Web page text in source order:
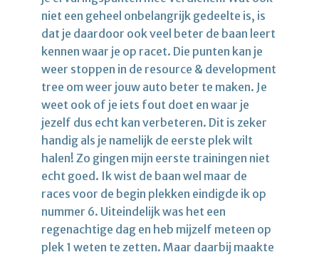
niet een geheel onbelangrijk gedeelte is, is
dat je daardoor ook veel beter de baan leert
kennen waar je op racet. Die punten kan je
weer stoppen in de resource & development
tree om weer jouw auto beter te maken. Je
weet ook of je iets fout doet en waar je
jezelf dus echt kan verbeteren. Dit is zeker
handig als je namelijk de eerste plek wilt
halen! Zo gingen mijn eerste trainingen niet
echt goed. Ik wist de baan wel maar de
races voor de begin plekken eindigde ik op
nummer 6. Uiteindelijk was het een
regenachtige dag en heb mijzelf meteen op
plek 1 weten te zetten. Maar daarbij maakte